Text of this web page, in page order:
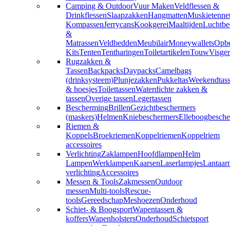
Camping & OutdoorVuur MakenVeldflessen &
DrinkflessenSlaapzakkenHangmatten
KompassenJerrycansKookgereiMaaltijden
&
MatrassenVeldbeddenMeubilairMoneywallets
KitsTentenTentharingenToiletartikelenTouw
Rugzakken &
TassenBackpacksDaypacksCamelbags
(drinksysteem)PlunjezakkenPukkeltas
& hoesjesToilettassenWaterdichte zakken &
tassenOverige tassenLegertassen
BeschermingBrillenGezichtbeschermers
(maskers)HelmenKniebeschermers
Riemen &
KoppelsBroekriemenKoppelriemenKoppelriem
accessoires
VerlichtingZaklampenHoofdlampenHelm
LampenWerklampenKaarsenLaserlampjes
verlichtingAccessoires
Messen & ToolsZakmessenOutdoor
messenMulti-toolsRescue-
toolsGereedschapMeshoezenOnderhoud
Schiet- & BoogsportWapentassen &
koffersWapenholstersOnderhoudSchietsport